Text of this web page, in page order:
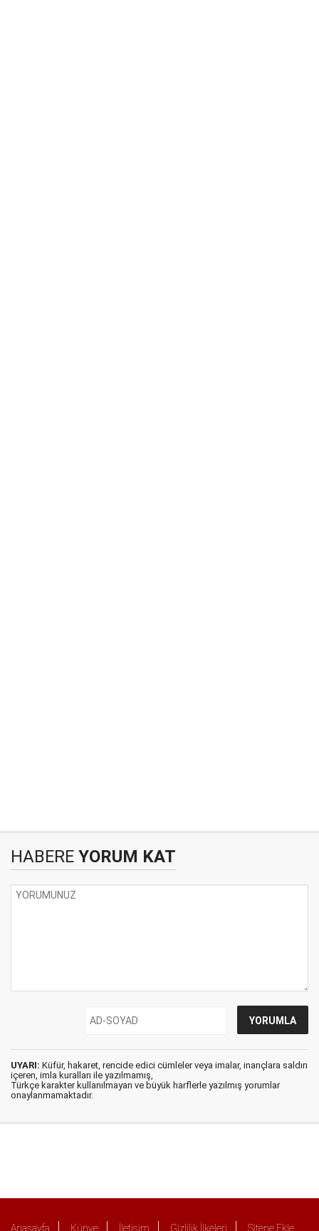
HABERE YORUM KAT
UYARI: Küfür, hakaret, rencide edici cümleler veya imalar, inançlara saldırı
içeren, imla kuralları ile yazılmamış,
Türkçe karakter kullanılmayan ve büyük harflerle yazılmış yorumlar
onaylanmamaktadır.
Anasayfa Künye İletişim Gizlilik İlkeleri Sitene Ekle